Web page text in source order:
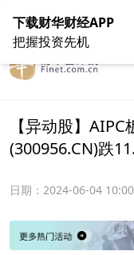
在线客服 关于我们
【异动股】
(300956.CN)跌
日期： 2024-06-04 10:00
下载财华财经APP
把握投资先机